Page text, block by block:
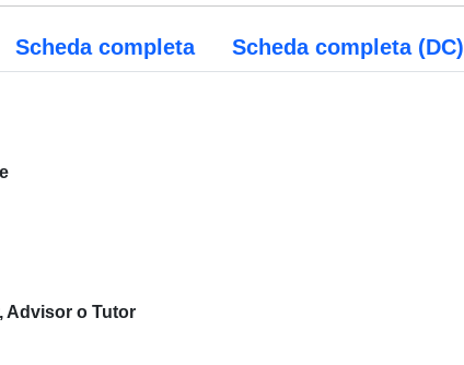
Scheda completa Scheda completa (DC)
Advisor o Tutor